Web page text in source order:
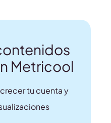
Metricool
tu cuenta y